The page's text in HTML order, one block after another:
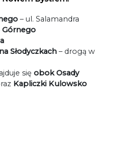
– ul. Salamandra
Górnego
Słodyczkach– drogą w
się obok Osady
Kapliczki Kulowsko